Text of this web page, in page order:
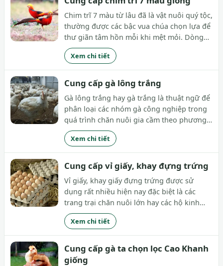
Chim trĩ 7 màu từ lâu đã là vật nuôi quý tộc,
thường được các bậc vua chúa chọn lựa để
thư giãn tâm hồn mỗi khi mệt mỏi. Dòng
chim này hội tụ những đặc điểm riêng biệt,
thể hiện cho sự quyền quý. Ngày nay,
chúng được Trại Giông Thu Hà và phân
phối...
Xem chi tiết
Cung cấp gà lông trắng
Gà lông trắng hay gà trắng là thuật ngữ để
phân loại các nhóm gà công nghiệp trong
quá trình chăn nuôi gia cầm theo phương
thức công nghiệp, theo đó chúng là tập
hợp những giống gà có sắc lông đồng nhất
với màu cơ bản là màu trắng toát. Gà
lông...
Xem chi tiết
Cung cấp vỉ giấy, khay đựng trứng
Vỉ giấy, khay giấy đựng trứng được sử
dụng rất nhiều hiện nay đặc biệt là các
trang trại chăn nuôi lớn hay các hộ kinh
doanh trứng. Loại này có thể đựng được 30
trứng/ 1 vỉ. Được làm bằng vật liệu giấy đặc
biệt nên khó thấm nước, dẻo dai và bền bỉ.
Xem chi tiết
Cung cấp gà ta chọn lọc Cao Khanh
giống